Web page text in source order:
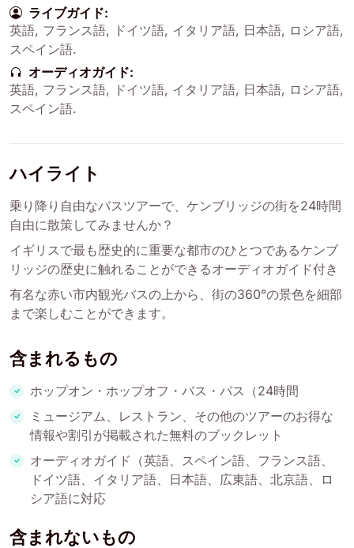
ライブガイド:
英語, フランス語, ドイツ語, イタリア語, 日本語, ロシア語,
スペイン語.
オーディオガイド:
英語, フランス語, ドイツ語, イタリア語, 日本語, ロシア語,
スペイン語.
ハイライト
乗り降り自由なバスツアーで、ケンブリッジの街を24時間
自由に散策してみませんか？
イギリスで最も歴史的に重要な都市のひとつであるケンブ
リッジの歴史に触れることができるオーディオガイド付き
有名な赤い市内観光バスの上から、街の360°の景色を細部
まで楽しむことができます。
含まれるもの
ホップオン・ホップオフ・バス・パス（24時間
ミュージアム、レストラン、その他のツアーのお得な
情報や割引が掲載された無料のブックレット
オーディオガイド（英語、スペイン語、フランス語、
ドイツ語、イタリア語、日本語、広東語、北京語、ロ
シア語に対応
含まれないもの